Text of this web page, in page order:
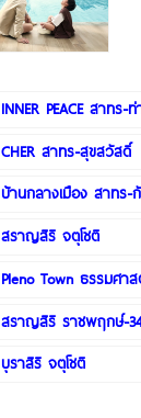
INNER PEACE สาทร-
CHER สาทร-สุขสวัสดิ์
บ้านกลางเมือง สาทร
สราญสิริ จตุโชติ
Pleno Town ธรรมศา
สราญสิริ ราชพฤกษ์-
บุราสิริ จตุโชติ